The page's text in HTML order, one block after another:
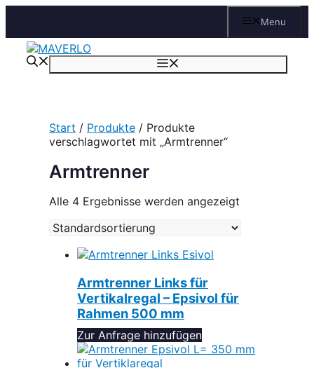
springen
Menu
Start / Produkte / Produkte
verschlagwortet mit „Armtrenner“
Armtrenner
Alle 4 Ergebnisse werden angezeigt
Armtrenner Links für
Vertikalregal – Epsivol für
Rahmen 500 mm
Zur Anfrage hinzufügen